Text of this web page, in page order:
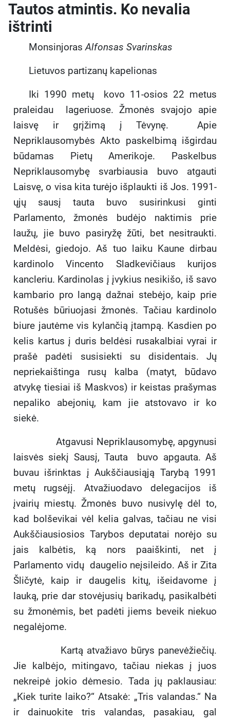
Tautos atmintis. Ko nevalia
ištrinti
MonsinjorasAlfonsas Svarinskas
Lietuvos partizanų kapelionas
Iki 1990 metų kovo 11-osios 22 metus
praleidau lageriuose. Žmonės svajojo apie
laisvę ir grįžimą į Tėvynę. Apie
Nepriklausomybės Akto paskelbimą išgirdau
būdamas Pietų Amerikoje. Paskelbus
Nepriklausomybę svarbiausia buvo atgauti
Laisvę, o visa kita turėjo išplaukti iš Jos. 1991-
ųjų sausį tauta buvo susirinkusi ginti
Parlamento, žmonės budėjo naktimis prie
laužų, jie buvo pasiryžę žūti, bet nesitraukti.
Meldėsi, giedojo. Aš tuo laiku Kaune dirbau
kardinolo Vincento Sladkevičiaus kurijos
kancleriu. Kardinolas į įvykius nesikišo, iš savo
kambario pro langą dažnai stebėjo, kaip prie
Rotušės būriuojasi žmonės. Tačiau kardinolo
biure jautėme vis kylančią įtampą. Kasdien po
kelis kartus į duris beldėsi rusakalbiai vyrai ir
prašė padėti susisiekti su disidentais. Jų
nepriekaištinga rusų kalba (matyt, būdavo
atvykę tiesiai iš Maskvos) ir keistas prašymas
nepaliko abejonių, kam jie atstovavo ir ko
siekė.
Atgavusi Nepriklausomybę, apgynusi
laisvės siekį Sausį, Tauta buvo apgauta. Aš
buvau išrinktas į Aukščiausiąją Tarybą 1991
metų rugsėjį. Atvažiuodavo delegacijos iš
įvairių miestų. Žmonės buvo nusivylę dėl to,
kad bolševikai vėl kelia galvas, tačiau ne visi
Aukščiausiosios Tarybos deputatai norėjo su
jais kalbėtis, ką nors paaiškinti, net į
Parlamento vidų daugelio neįsileido. Aš ir Zita
Šličytė, kaip ir daugelis kitų, išeidavome į
lauką, prie dar stovėjusių barikadų, pasikalbėti
su žmonėmis, bet padėti jiems beveik niekuo
negalėjome.
Kartą atvažiavo būrys panevėžiečių.
Jie kalbėjo, mitingavo, tačiau niekas į juos
nekreipė jokio dėmesio. Tada jų paklausiau:
„Kiek turite laiko?“ Atsakė: „Tris valandas.“ Na
ir dainuokite tris valandas, pasakiau, gal